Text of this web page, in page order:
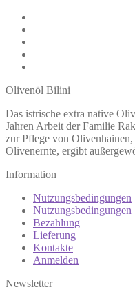
Olivenöl Bilini
Das istrische extra native
Jahren Arbeit der Familie
zur Pflege von
Olivenernte, ergibt
Information
Nutzungsbedingungen
Nutzungsbedingungen
Bezahlung
Lieferung
Kontakte
Anmelden
Newsletter